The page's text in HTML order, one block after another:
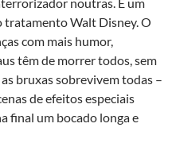
noutras. É um
tratamento Walt Disney. O
com mais humor,
têm de morrer todos, sem
bruxas sobrevivem todas –
de efeitos especiais
final um bocado longa e